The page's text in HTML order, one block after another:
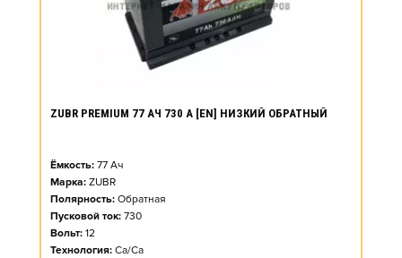
ZUBR PREMIUM 77 АЧ 730 А [EN] НИЗКИЙ ОБРАТНЫЙ
Ёмкость: 77 Ач
Марка: ZUBR
Полярность: Обратная
Пусковой ток: 730
Вольт: 12
Технология: Ca/Ca